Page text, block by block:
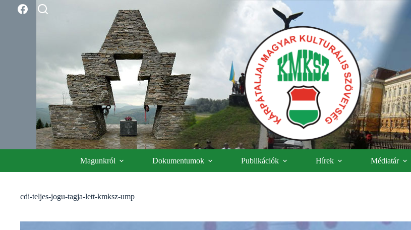
Magunkról Dokumentumok Publikációk Hírek Médiatár
cdi-teljes-jogu-tagja-lett-kmksz-ump